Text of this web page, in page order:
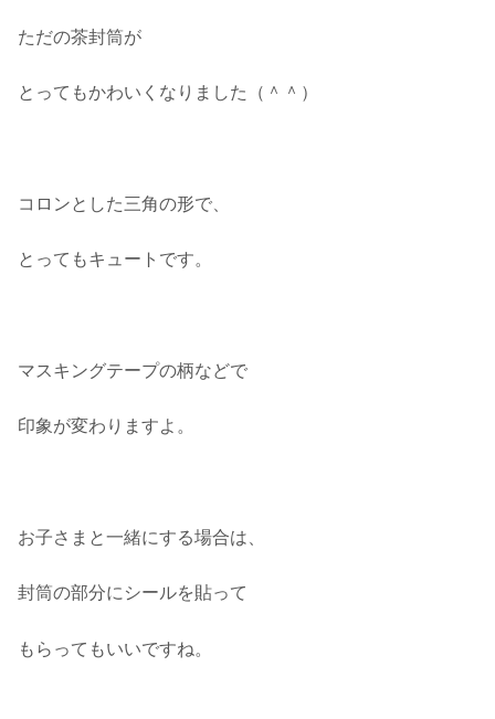
ただの茶封筒が
とってもかわいくなりました（＾＾）
コロンとした三角の形で、
とってもキュートです。
マスキングテープの柄などで
印象が変わりますよ。
お子さまと一緒にする場合は、
封筒の部分にシールを貼って
もらってもいいですね。